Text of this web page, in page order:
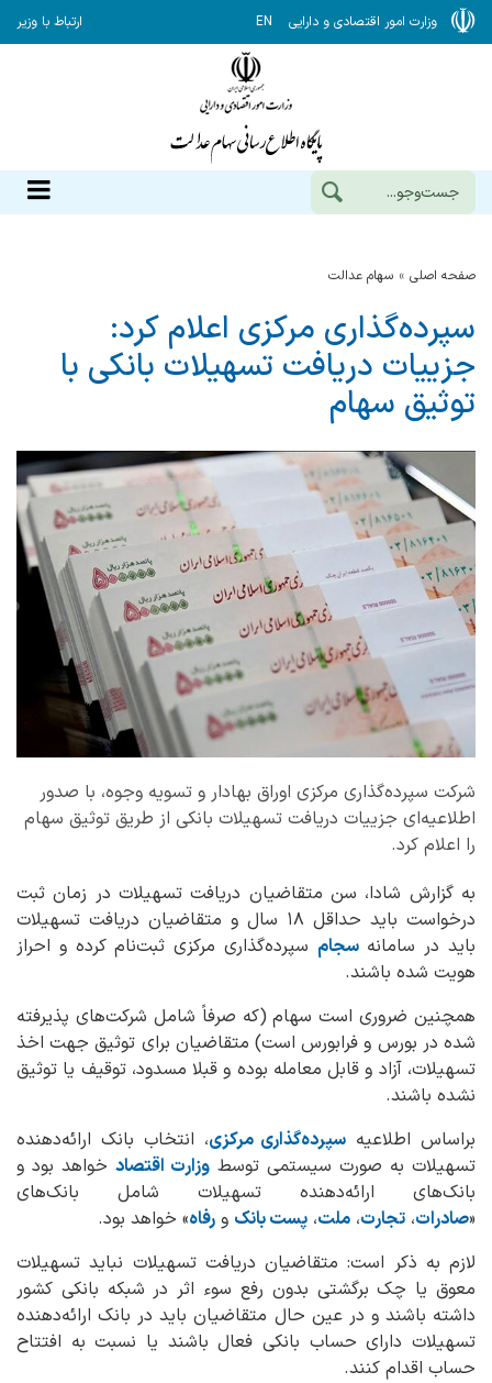
وزارت امور اقتصادی و دارایی EN ارتباط با وزیر
صفحه اصلی سهام عدالت
سپرده‌گذاری مرکزی اعلام کرد:
جزییات دریافت تسهیلات بانکی با
توثیق سهام
شرکت سپرده‌گذاری مرکزی اوراق بهادار و تسویه وجوه، با صدور
اطلاعیه‌ای جزییات دریافت تسهیلات بانکی از طریق توثیق سهام
را اعلام کرد.
به گزارش شادا، سن متقاضیان دریافت تسهیلات در زمان ثبت
درخواست باید حداقل ۱۸ سال و متقاضیان دریافت تسهیلات
باید در سامانهسجام سپرده‌گذاری مرکزی ثبت‌نام کرده و احراز
هویت شده باشند.
همچنین ضروری است سهام (که صرفاً شامل شرکت‌های پذیرفته
شده در بورس و فرابورس است) متقاضیان برای توثیق جهت اخذ
تسهیلات، آزاد و قابل معامله بوده و قبلا مسدود، توقیف یا توثیق
نشده باشند.
براساس اطلاعیه‌ سپرده‌گذاری مرکزی، انتخاب بانک ارائه‌دهنده
تسهیلات به صورت سیستمی توسط وزارت اقتصاد خواهد بود و
بانک‌های ارائه‌دهنده تسهیلات شامل بانک‌های
«صادرات، تجارت، ملت، پست بانک و رفاه» خواهد بود.
لازم به ذکر است: متقاضیان دریافت تسهیلات نباید تسهیلات
معوق یا چک برگشتی بدون رفع سوء اثر در شبکه بانکی کشور
داشته باشند و در عین حال متقاضیان باید در بانک ارائه‌دهنده
تسهیلات دارای حساب بانکی فعال باشند یا نسبت به افتتاح
حساب اقدام کنند.